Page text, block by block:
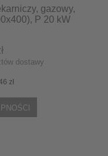
gazowy,
P 20 kW
dostawy
zł